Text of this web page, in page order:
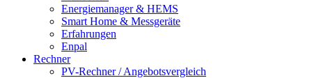
Energiemanager & HEMS
Smart Home & Messgeräte
Erfahrungen
Enpal
Rechner
PV-Rechner / Angebotsvergleich